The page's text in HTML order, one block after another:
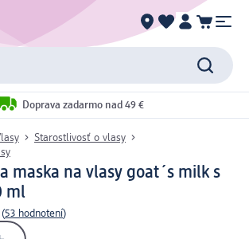
Doprava zadarmo nad 49 €
Starostlivosť o vlasy
maska na vlasy goat´s milk s
ml
(53 hodnotení)